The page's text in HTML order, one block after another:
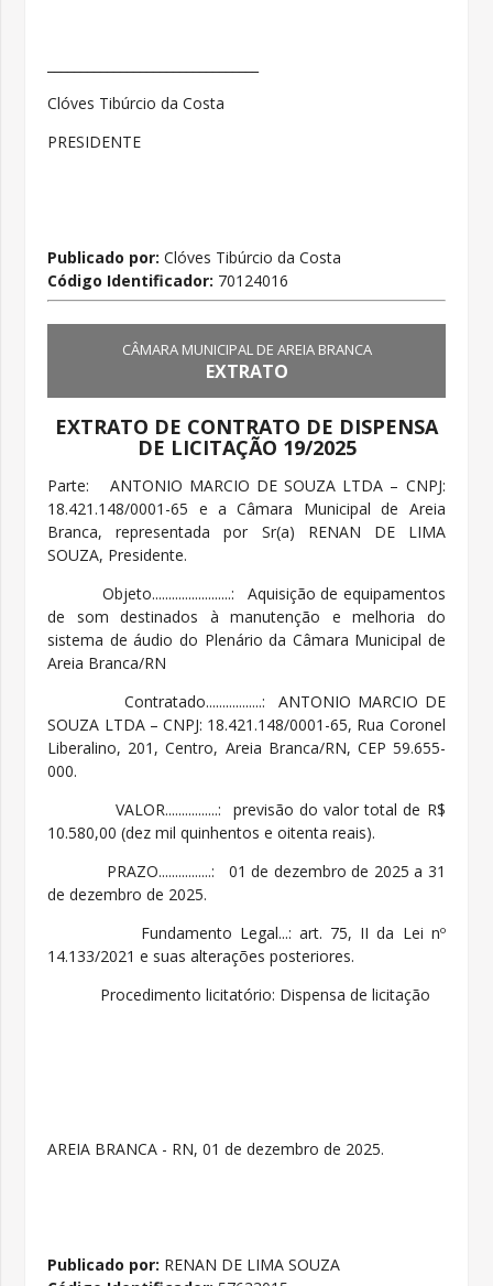
Clóves Tibúrcio da Costa
PRESIDENTE
Publicado por: Clóves Tibúrcio da Costa
Código Identificador: 70124016
CÂMARA MUNICIPAL DE AREIA BRANCA
EXTRATO
EXTRATO DE CONTRATO DE DISPENSA
DE LICITAÇÃO 19/2025
Parte: ANTONIO MARCIO DE SOUZA LTDA – CNPJ:
18.421.148/0001-65 e a Câmara Municipal de Areia
Branca, representada por Sr(a) RENAN DE LIMA
SOUZA, Presidente.
Objeto........................: Aquisição de equipamentos
de som destinados à manutenção e melhoria do
sistema de áudio do Plenário da Câmara Municipal de
Areia Branca/RN
Contratado.................: ANTONIO MARCIO DE
SOUZA LTDA – CNPJ: 18.421.148/0001-65, Rua Coronel
Liberalino, 201, Centro, Areia Branca/RN, CEP 59.655-
000.
VALOR................: previsão do valor total de R$
10.580,00 (dez mil quinhentos e oitenta reais).
PRAZO................: 01 de dezembro de 2025 a 31
de dezembro de 2025.
Fundamento Legal...: art. 75, II da Lei nº
14.133/2021 e suas alterações posteriores.
Procedimento licitatório: Dispensa de licitação
AREIA BRANCA - RN, 01 de dezembro de 2025.
Publicado por: RENAN DE LIMA SOUZA